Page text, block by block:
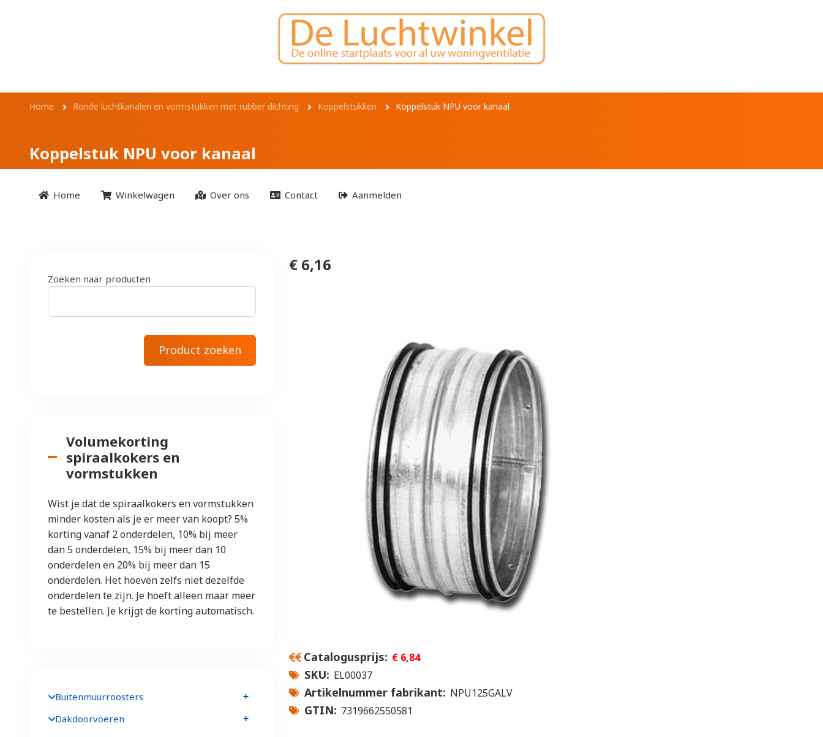
Koppelstuk NPU voor kanaal
Kruimelpad
Home Ronde luchtkanalen en vormstukken met rubber dichting Koppelstukken Koppelstuk NPU voor kanaal
Koppelstuk NPU voor kanaal
Home Winkelwagen Over ons Contact Aanmelden
€ 6,16
Catalogusprijs € 6,84
SKU EL00037
Artikelnummer fabrikant NPU125GALV
GTIN 7319662550581
Zoeken naar producten
Volumekorting
spiraalkokers en
vormstukken
Wist je dat de spiraalkokers en vormstukken
minder kosten als je er meer van koopt? 5%
korting vanaf 2 onderdelen, 10% bij meer
dan 5 onderdelen, 15% bij meer dan 10
onderdelen en 20% bij meer dan 15
onderdelen. Het hoeven zelfs niet dezelfde
onderdelen te zijn. Je hoeft alleen maar meer
te bestellen. Je krijgt de korting automatisch.
Buitenmuurroosters
Dakdoorvoeren